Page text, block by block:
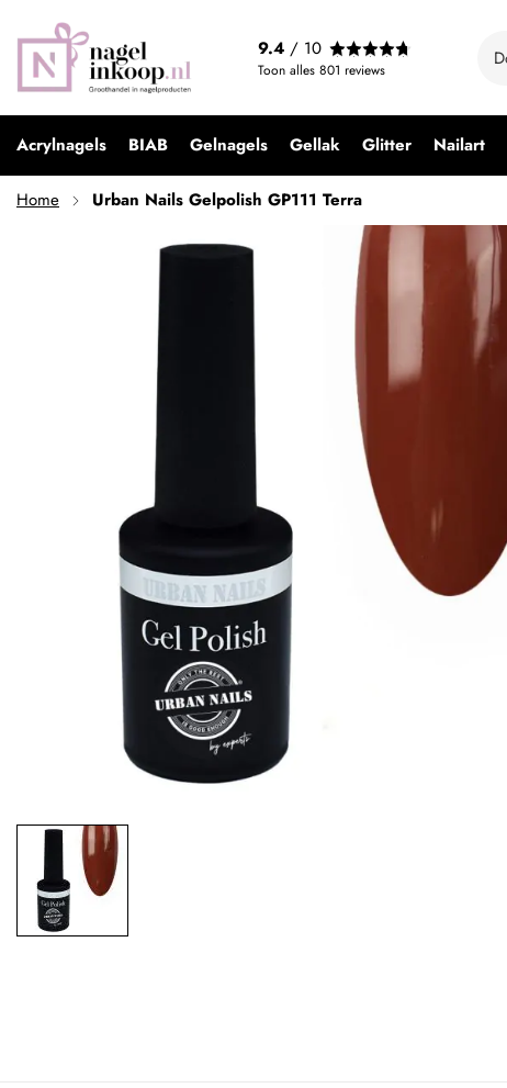
9.4 / 10
Toon alles 801 reviews
Acrylnagels BIAB Gelnagels Gellak Glitter Nailart
Home Urban Nails Gelpolish GP111 Terra
Urban Nails Gelpolish GP111 Terra
€ 9,99